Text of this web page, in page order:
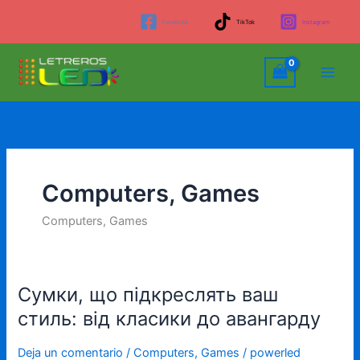
contenido
Facebook TikTok Instagram
Computers, Games
Computers, Games
Сумки, що підкреслять ваш
стиль: від класики до авангарду
Deja un comentario /Computers, Games / powerled
Сумки,
підкреслять
ваш